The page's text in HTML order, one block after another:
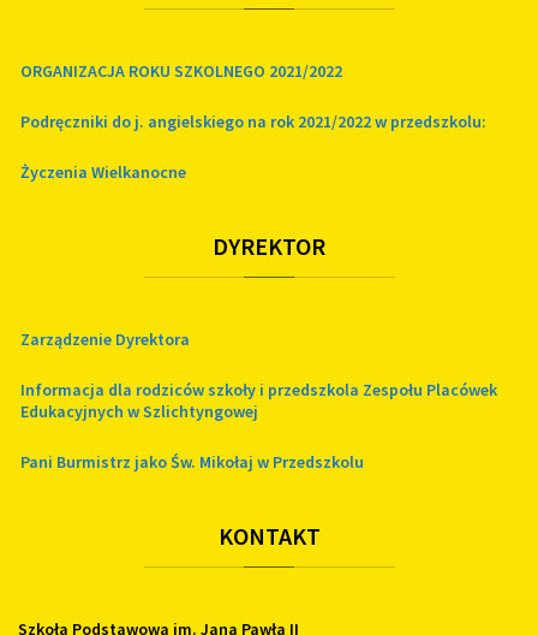
ORGANIZACJA ROKU SZKOLNEGO 2021/2022
Podręczniki do j. angielskiego na rok 2021/2022 w przedszkolu:
Życzenia Wielkanocne
DYREKTOR
Zarządzenie Dyrektora
Informacja dla rodziców szkoły i przedszkola Zespołu Placówek
Edukacyjnych w Szlichtyngowej
Pani Burmistrz jako Św. Mikołaj w Przedszkolu
KONTAKT
Szkoła Podstawowa im. Jana Pawła II